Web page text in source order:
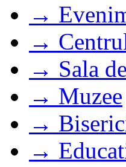
→
→
→ Sala
→ Muzee
→
→